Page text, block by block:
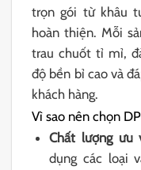
trọn gói từ khâu
hoàn thiện. Mỗi
trau chuốt tỉ mỉ,
độ bền bỉ cao và
khách hàng.
Vì sao nên chọn
Chất lượng ưu
dụng các loại